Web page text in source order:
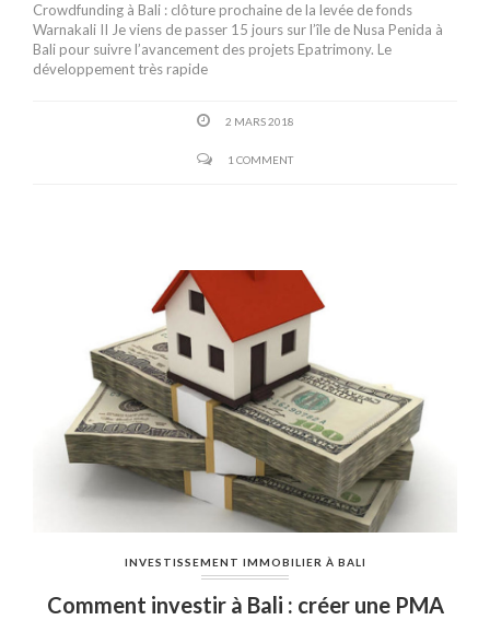
Crowdfunding à Bali : clôture prochaine de la levée de fonds
Warnakali II Je viens de passer 15 jours sur l’île de Nusa Penida à
Bali pour suivre l’avancement des projets Epatrimony. Le
développement très rapide
2 MARS 2018
1 COMMENT
INVESTISSEMENT IMMOBILIER À BALI
Comment investir à Bali : créer une PMA